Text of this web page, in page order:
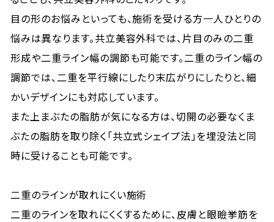
目の形のお悩みといっても、施術を受ける方一人ひとりの
悩みは異なります。共立美容外科では、片目のみの二重
形成や二重ライン幅の調節も可能です。二重のライン幅の
調節では、二重を平行線にしたり末広がりにしたりと、細
かいデザインにも対応しています。
また上まぶたの脂肪が気になる方は、切開の必要なくま
ぶたの脂肪を取り除く「共立式シェイプ法」を埋没法と同
時に受けることも可能です。
二重のラインが取れにくい施術
二重のラインを取れにくくするために、皮膚と眼瞼挙筋を